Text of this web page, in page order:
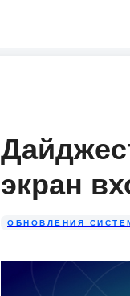
экран
ОБНОВЛЕНИЯ